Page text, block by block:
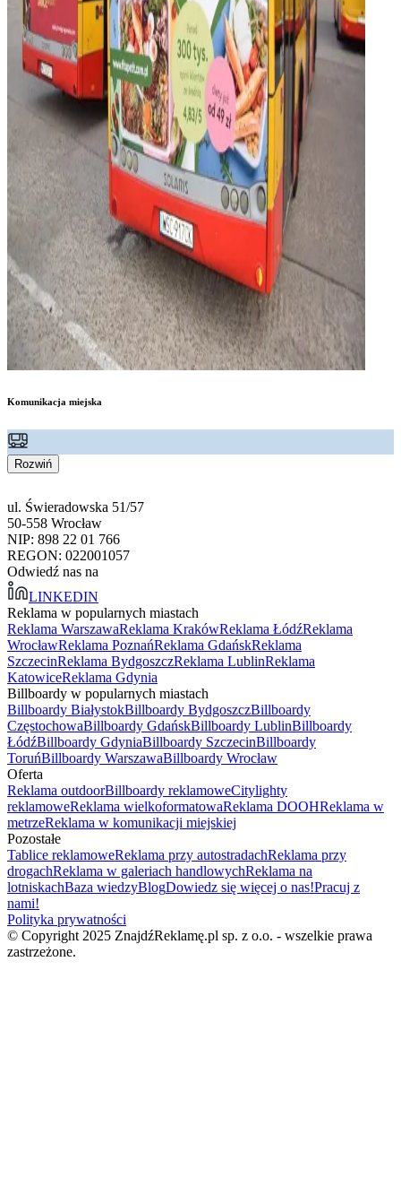
Komunikacja miejska
Rozwiń
ul. Świeradowska 51/57
50-558 Wrocław
NIP: 898 22 01 766
REGON: 022001057
Odwiedź nas na
LINKEDIN
Reklama w popularnych miastach
Reklama WarszawaReklama KrakówReklama ŁódźReklama
WrocławReklama PoznańReklama GdańskReklama
SzczecinReklama BydgoszczReklama LublinReklama
KatowiceReklama Gdynia
Billboardy w popularnych miastach
Billboardy BiałystokBillboardy BydgoszczBillboardy
CzęstochowaBillboardy GdańskBillboardy LublinBillboardy
ŁódźBillboardy GdyniaBillboardy SzczecinBillboardy
ToruńBillboardy WarszawaBillboardy Wrocław
Oferta
Reklama outdoorBillboardy reklamoweCitylighty
reklamoweReklama wielkoformatowaReklama DOOHReklama w
metrzeReklama w komunikacji miejskiej
Pozostałe
Tablice reklamoweReklama przy autostradachReklama przy
drogachReklama w galeriach handlowychReklama na
lotniskachBaza wiedzyBlogDowiedz się więcej o nas!Pracuj z
nami!
Polityka prywatności
© Copyright 2025 ZnajdźReklamę.pl sp. z o.o. - wszelkie prawa
zastrzeżone.